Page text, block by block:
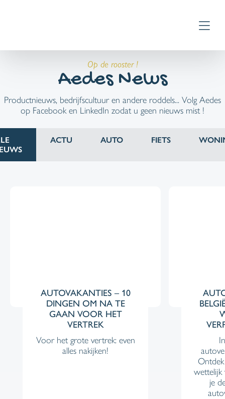
Op de rooster !
Aedes News
Productnieuws, bedrijfscultuur en andere roddels... Volg Aedes
op Facebook en LinkedIn zodat u geen nieuws mist !
ACTU AUTO FIETS
AUTOVAKANTIES – 10
DINGEN OM NA TE
GAAN VOOR HET
VERTREK
Voor het grote vertrek: even
alles nakijken!
wettelijk
je